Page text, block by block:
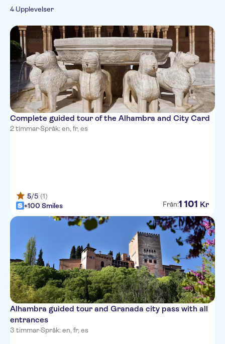
Gratis avbokning
4 Upplevelser
Complete guided tour of the Alhambra and City Card
2 timmar·Språk: en, fr, es
5/5 (1)
+100 Smiles
Från:1 101 Kr
Alhambra guided tour and Granada city pass with all
entrances
3 timmar·Språk: en, fr, es